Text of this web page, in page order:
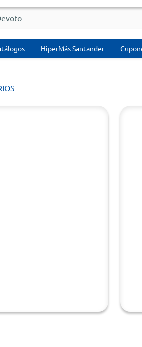
HiperMás Santander